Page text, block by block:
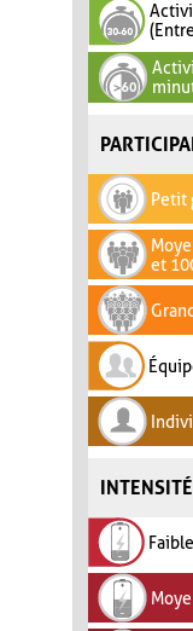
Petit
et
Faible